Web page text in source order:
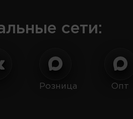
сети:
Розница Опт